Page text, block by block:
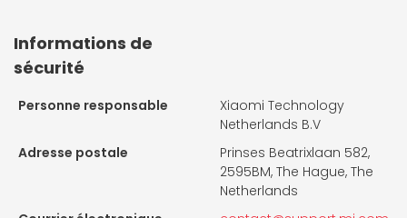
Informations de
sécurité
Personne responsable
Xiaomi Technology
Netherlands B.V
Adresse postale
Prinses Beatrixlaan 582,
2595BM, The Hague, The
Netherlands